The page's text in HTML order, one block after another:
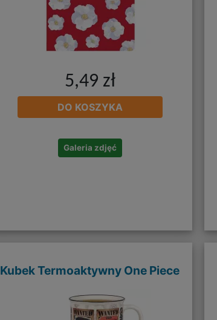
5,49 zł
DO KOSZYKA
Galeria zdjęć
Kubek Termoaktywny One Piece